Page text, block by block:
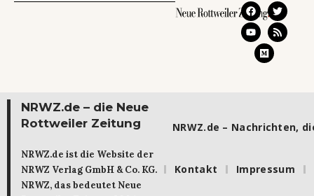
NRWZ.de – die Neue
Rottweiler Zeitung
NRWZ.de ist die Website der
NRWZ Verlag GmbH & Co. KG.
NRWZ, das bedeutet Neue
NRWZ.de – Nachrichten,
Kontakt Impressum